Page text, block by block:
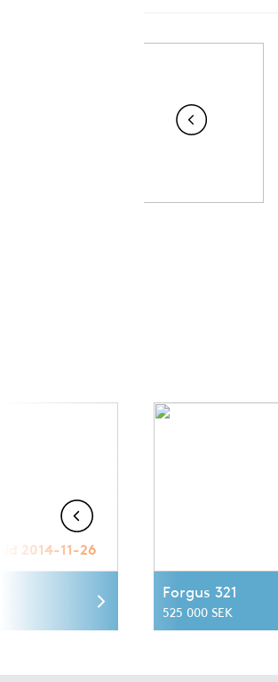
2014-11-26
Forgus 321
525 000 SEK